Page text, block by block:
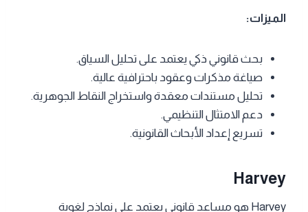
الميزات:
بحث قانوني ذكي يعتمد على تحليل السياق.
صياغة مذكرات وعقود باحترافية عالية.
تحليل مستندات معقدة واستخراج النقاط الجوهرية.
دعم الامتثال التنظيمي.
تسريع إعداد الأبحاث القانونية.
Harvey
Harvey هو مساعد قانوني يعتمد على نماذج لغوية